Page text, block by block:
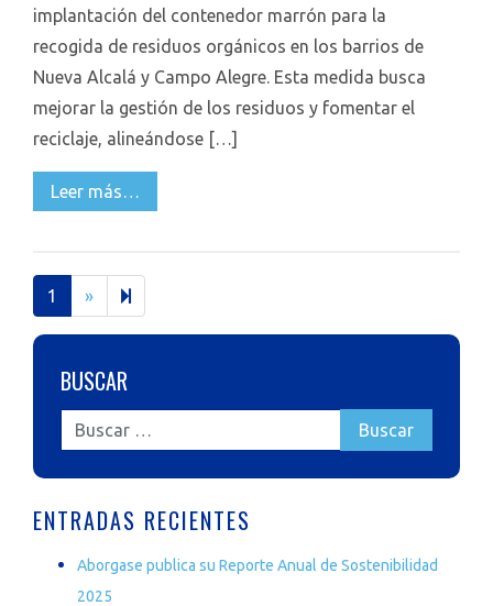
implantación del contenedor marrón para la
recogida de residuos orgánicos en los barrios de
Nueva Alcalá y Campo Alegre. Esta medida busca
mejorar la gestión de los residuos y fomentar el
reciclaje, alineándose […]
Leer más…
1 »Next
page
2
BUSCAR
ENTRADAS RECIENTES
Aborgase publica su Reporte Anual de Sostenibilidad
2025